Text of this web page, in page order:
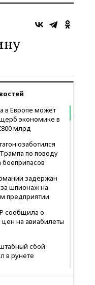
в Европе может
экономике в
млрд
озаботился
по поводу
задержан
шпионаж на
предприятии
сообщила о
на авиабилеты
сбой
в рунете